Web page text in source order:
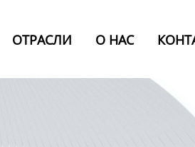
ОТРАСЛИ O HAC